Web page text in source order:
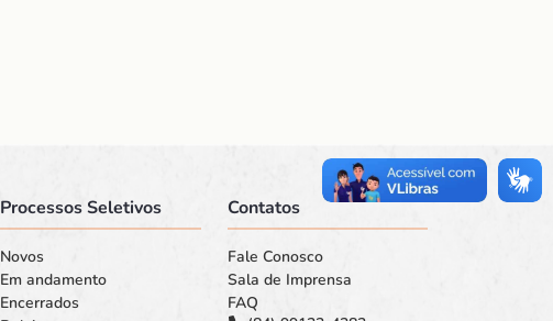
Processos Seletivos
Novos
Em andamento
Encerrados
Contatos
Fale Conosco
Sala de Imprensa
FAQ